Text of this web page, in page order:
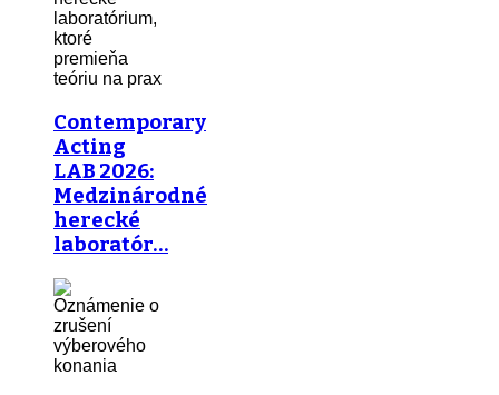
Contemporary
Acting
LAB 2026:
Medzinárodné
herecké
laboratór…